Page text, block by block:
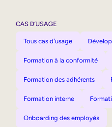
CAS D’USAGE
Tous cas d'usage
Formation à la conformité
Formation des adhérents
Formation interne
Onboarding des employés